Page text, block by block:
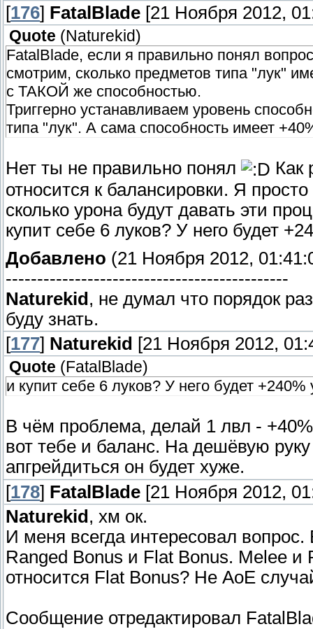
[176] FatalBlade [21 Ноября 2012,
Quote (Naturekid)
FatalBlade, если я правильно понял
смотрим, сколько предметов типа "лук"
с ТАКОЙ же способностью.
Триггерно устанавливаем уровень
типа "лук". А сама способность имеет
Нет ты не правильно понял
Как
относится к балансировки. Я
сколько урона будут давать эти
купит себе 6 луков? У него будет
Добавлено (21 Ноября 2012,
---------------------------------------------
Naturekid, не думал что порядок
буду знать.
[177] Naturekid [21 Ноября 2012,
Quote ( FatalBlade)
и купит себе 6 луков? У него будет +240%
В чём проблема, делай 1 лвл -
вот тебе и баланс. На дешёвую
апгрейдиться он будет хуже.
[178] FatalBlade [21 Ноября 2012,
Naturekid , хм ок.
И меня всегда интересовал
Ranged Bonus и Flat Bonus. Melee и
относится Flat Bonus? Не АоЕ
Сообщение отредактировал